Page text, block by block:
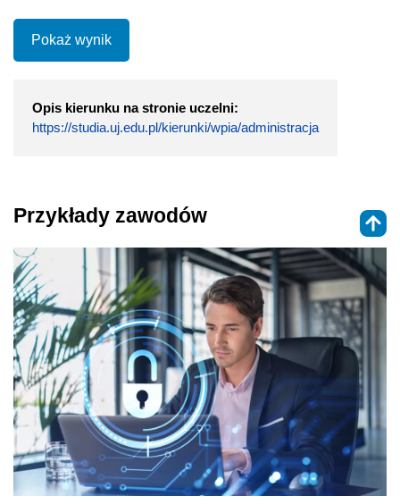
Pokaż wynik
Opis kierunku na stronie uczelni:
https://studia.uj.edu.pl/kierunki/wpia/administracja
Przykłady zawodów